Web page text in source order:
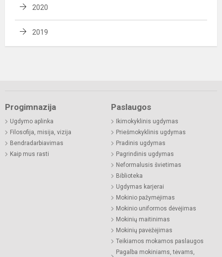
2020
2019
Progimnazija
Ugdymo aplinka
Filosofija, misija, vizija
Bendradarbiavimas
Kaip mus rasti
Paslaugos
Ikimokyklinis ugdymas
Priešmokyklinis ugdymas
Pradinis ugdymas
Pagrindinis ugdymas
Neformalusis švietimas
Biblioteka
Ugdymas karjerai
Mokinio pažymėjimas
Mokinio uniformos dėvėjimas
Mokinių maitinimas
Mokinių pavėžėjimas
Teikiamos mokamos paslaugos
Pagalba mokiniams, tėvams,